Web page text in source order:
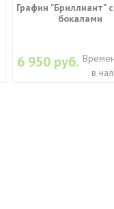
Графин "Бриллиант"
бокалами
6 950 руб.
в